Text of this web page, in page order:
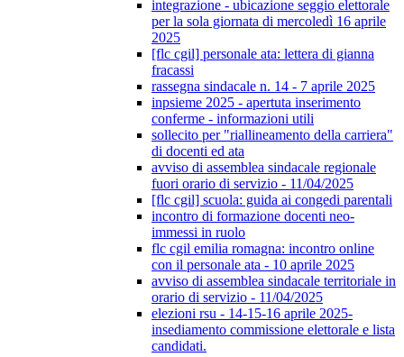
integrazione - ubicazione seggio elettorale
per la sola giornata di mercoledì 16 aprile
2025
[flc cgil] personale ata: lettera di gianna
fracassi
rassegna sindacale n. 14 - 7 aprile 2025
inpsieme 2025 - apertuta inserimento
conferme - informazioni utili
sollecito per "riallineamento della carriera"
di docenti ed ata
avviso di assemblea sindacale regionale
fuori orario di servizio - 11/04/2025
[flc cgil] scuola: guida ai congedi parentali
incontro di formazione docenti neo-
immessi in ruolo
flc cgil emilia romagna: incontro online
con il personale ata - 10 aprile 2025
avviso di assemblea sindacale territoriale in
orario di servizio - 11/04/2025
elezioni rsu - 14-15-16 aprile 2025-
insediamento commissione elettorale e lista
candidati.